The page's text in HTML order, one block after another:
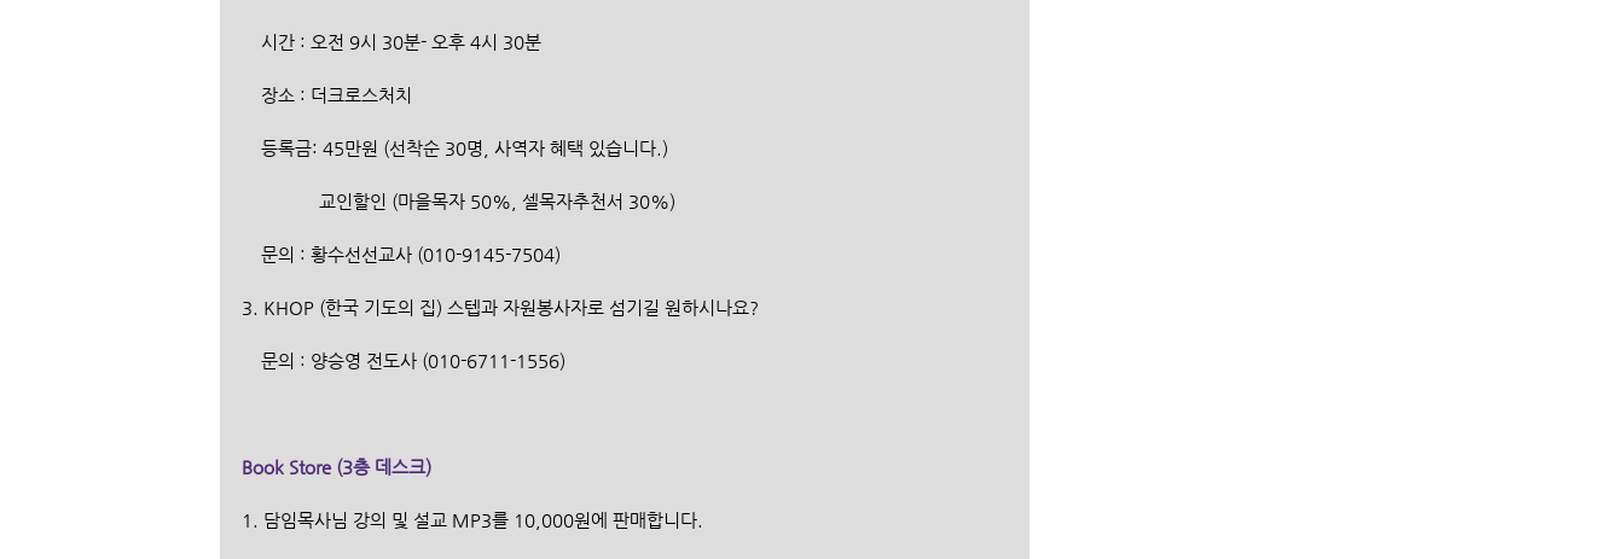
    시간 : 오전 9시 30분- 오후 4시 30분
    장소 : 더크로스처치
    등록금: 45만원 (선착순 30명, 사역자 혜택 있습니다.)
                교인할인 (마을목자 50%, 셀목자추천서 30%)
    문의 : 황수선선교사 (010-9145-7504)
3. KHOP (한국 기도의 집) 스텝과 자원봉사자로 섬기길 원하시나요?
    문의 : 양승영 전도사 (010-6711-1556)
Book Store (3층 데스크)
1. 담임목사님 강의 및 설교 MP3를 10,000원에 판매합니다.